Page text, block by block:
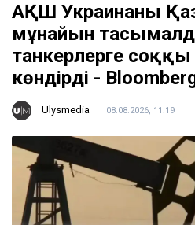
АҚШ Украинаны
мұнайын
танкерлерге соққы
көндірді -
Ulysmedia 08.08.2026, 11:19